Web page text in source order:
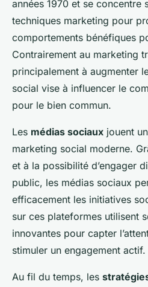
années 1970 et se concentre
techniques marketing pour
comportements bénéfiques
Contrairement au marketing
principalement à augmenter
social vise à influencer le
pour le bien commun.
Les médias sociaux jouent
marketing social moderne.
et à la possibilité d’engager
public, les médias sociaux
efficacement les initiatives
sur ces plateformes utilisent
innovantes pour capter
stimuler un engagement actif.
Au fil du temps, les